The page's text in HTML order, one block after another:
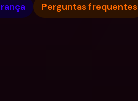
Perguntas frequentes